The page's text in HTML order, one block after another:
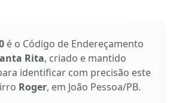
é o Código de Endereçamento
Rita, criado e mantido
identificar com precisão este
Roger, em João Pessoa/PB.